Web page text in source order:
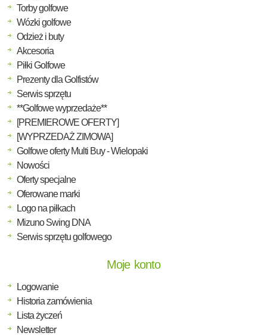
Torby golfowe
Wózki golfowe
Odzież i buty
Akcesoria
Piłki Golfowe
Prezenty dla Golfistów
Serwis sprzętu
**Golfowe wyprzedaże**
[PREMIEROWE OFERTY]
[WYPRZEDAŻ ZIMOWA]
Golfowe oferty Multi Buy - Wielopaki
Nowości
Oferty specjalne
Oferowane marki
Logo na piłkach
Mizuno Swing DNA
Serwis sprzętu golfowego
Moje konto
Logowanie
Historia zamówienia
Lista życzeń
Newsletter